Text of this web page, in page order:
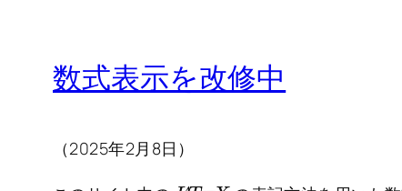
数式表示を改修中
（2025年2月8日）
LAT E
X